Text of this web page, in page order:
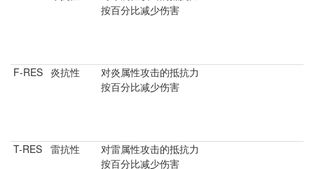
按百分比减少伤害
F-RES
对炎属性攻击的抵抗力
按百分比减少伤害
T-RES
对雷属性攻击的抵抗力
按百分比减少伤害